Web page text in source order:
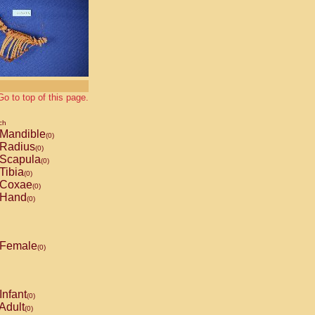
to top of this page.
Mandible(0)
Radius(0)
Scapula(0)
Tibia(0)
Coxae(0)
Hand(0)
Female(0)
Infant(0)
(0)